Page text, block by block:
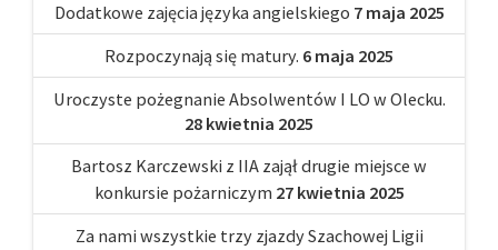
Dodatkowe zajęcia języka angielskiego 7 maja 2025
Rozpoczynają się matury. 6 maja 2025
Uroczyste pożegnanie Absolwentów I LO w Olecku.
28 kwietnia 2025
Bartosz Karczewski z IIA zajął drugie miejsce w
konkursie pożarniczym 27 kwietnia 2025
Za nami wszystkie trzy zjazdy Szachowej Ligii